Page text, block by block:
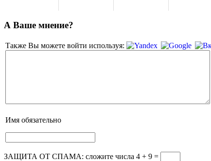
А Ваше мнение?
Также Вы можете войти используя:
Имя обязательно
ЗАЩИТА ОТ СПАМА: сложите числа 4 + 9 =